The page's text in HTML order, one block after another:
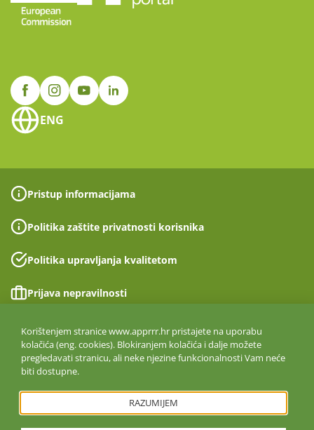
ENG
Pristup informacijama
Politika zaštite privatnosti korisnika
Politika upravljanja kvalitetom
Prijava nepravilnosti
Izjava o pristupačnosti
Politika informacijske sigurnosti
ISO 27001:2022
Korištenjem stranice www.apprrr.hr pristajete na uporabu
kolačića (eng. cookies). Blokiranjem kolačića i dalje možete
pregledavati stranicu, ali neke njezine funkcionalnosti Vam neće
biti dostupne.
RAZUMIJEM